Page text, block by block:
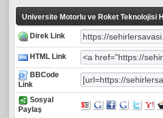
Universite Motorlu ve Roket Teknolojisi
Direk Link
HTML Link
BBCode
Link
Sosyal
Paylaş